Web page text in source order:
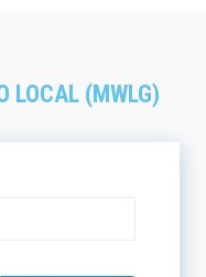
LOCAL (MWLG)